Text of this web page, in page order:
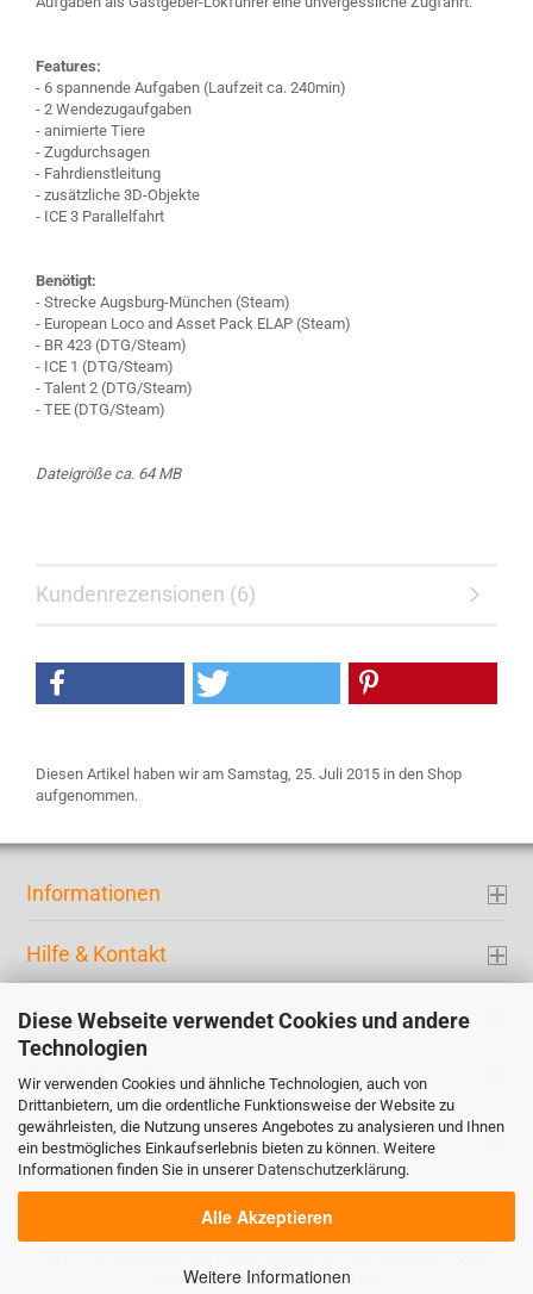
Diese Webseite verwendet Cookies und andere
Technologien
Wir verwenden Cookies und ähnliche Technologien, auch von
Drittanbietern, um die ordentliche Funktionsweise der Website zu
gewährleisten, die Nutzung unseres Angebotes zu analysieren und Ihnen
ein bestmögliches Einkaufserlebnis bieten zu können. Weitere
Informationen finden Sie in unserer Datenschutzerklärung.
Alle Akzeptieren
Weitere Informationen
Features:
- 6 spannende Aufgaben (Laufzeit ca. 240min)
- 2 Wendezugaufgaben
- animierte Tiere
- Zugdurchsagen
- Fahrdienstleitung
- zusätzliche 3D-Objekte
- ICE 3 Parallelfahrt
Benötigt:
- Strecke Augsburg-München (Steam)
- European Loco and Asset Pack ELAP (Steam)
- BR 423 (DTG/Steam)
- ICE 1 (DTG/Steam)
- Talent 2 (DTG/Steam)
- TEE (DTG/Steam)
Dateigröße ca. 64 MB
Kundenrezensionen (6)
Diesen Artikel haben wir am Samstag, 25. Juli 2015 in den Shop
aufgenommen.
Informationen
Hilfe & Kontakt
Ihr Konto
Kontaktdaten
Zahlung
soweit nicht anders gekennzeichnet.